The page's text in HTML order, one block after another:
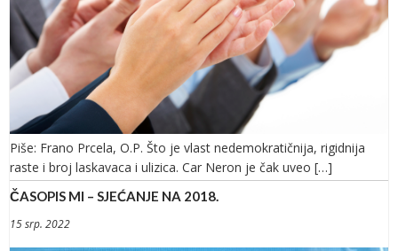
Piše: Frano Prcela, O.P. Što je vlast nedemokratičnija, rigidnija
raste i broj laskavaca i ulizica. Car Neron je čak uveo […]
ČASOPIS MI – SJEĆANJE NA 2018.
15 srp. 2022